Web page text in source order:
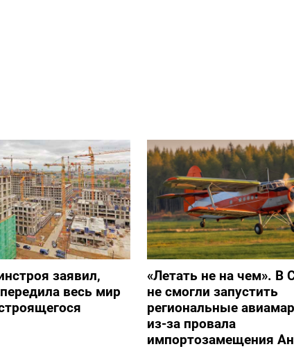
заявил,
весь мир
«Летать не на чем». В
не смогли запустить
региональные
из-за провала
импортозамещения